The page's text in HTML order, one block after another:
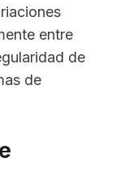
entre
de
de